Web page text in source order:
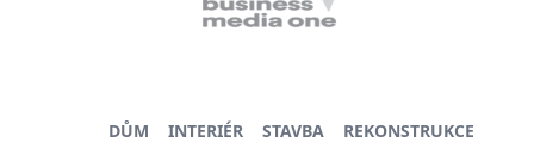
DŮM INTERIÉR STAVBA
REKONSTRUKCE